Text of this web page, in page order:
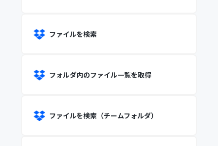
ファイルを検索
フォルダ内のファイル一覧を取得
ファイルを検索（チームフォルダ）